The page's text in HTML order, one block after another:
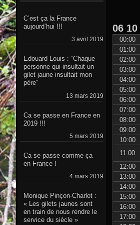
06 10
00:00
01:00
02:00
03:00
04:00
05:00
06:00
07:00
08:00
09:00
10:00
11:00
12:00
13:00
14:00
15:00
16:00
17:00
C’est ça la France
aujourd’hui !!!
3 avril 2019
Edouard Louis : ”Chaque
personne qui insultait un
gilet jaune insultait mon
père”
13 mars 2019
Ca se passe en France en
2019 !!!
5 mars 2019
Ca se passe comme ça
en France !
4 mars 2019
Monique Pinçon-Charlot :
« Les gilets jaunes sont
en train de nous rendre le
service du siècle »